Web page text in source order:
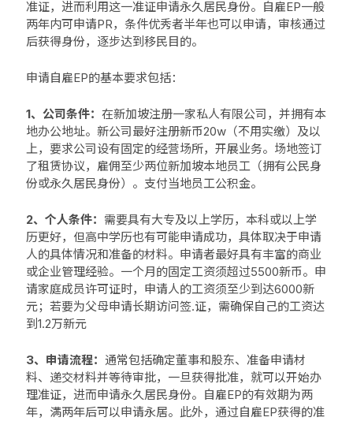
准证，‌进而利用这一准证申请永久居民身份。自雇EP一般
两年内可申请PR，条件优秀者半年也可以申请，审核通过
后获得身份，逐步达到移民目的。
‌申请自雇EP的基本要求包括：‌
1、公司条件：‌在新加坡注册一家私人有限公司，‌并拥有本
地办公地址。新公司最好注册新币20w（不用实缴）及以
上，要求公司设有固定的经营场所，开展业务。场地签订
了租赁协议，雇佣至少两位新加坡本地员工（拥有公民身
份或永久居民身份）。支付当地员工公积金。‌
2、个人条件： 需要具有大专及以上学历，本科或以上学
历更好，‌但高中学历也有可能申请成功，‌具体取决于申请
人的具体情况和准备的材料。申请者最好具有丰富的商业
或企业管理经验。一个月的固定工资须超过5500新币。申
请家庭成员许可证时，申请人的工资须至少到达6000新
元；若要为父母申请长期访问签.证，需确保自己的工资达
到1.2万新元
3、申请流程：通常包括确定董事和股东、‌准备申请材
料、‌递交材料并等待审批，‌一旦获得批准，‌就可以开始办
理准证，‌进而申请永久居民身份。‌自雇EP的有效期为两
年，‌满两年后可以申请永居。‌此外，‌通过自雇EP获得的准